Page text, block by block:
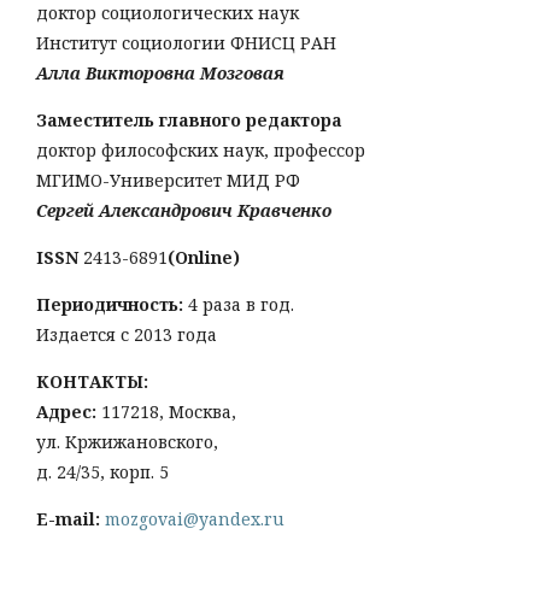
доктор социологических наук
Институт социологии ФНИСЦ РАН
Алла Викторовна Мозговая
Заместитель главного редактора
доктор философских наук, профессор
МГИМО-Университет МИД РФ
Сергей Александрович Кравченко
ISSN 2413-6891(Online)
Периодичность: 4 раза в год.
Издается с 2013 года
КОНТАКТЫ:
Адрес: 117218, Москва,
ул. Кржижановского,
д. 24/35, корп. 5
E-mail: mozgovai@yandex.ru